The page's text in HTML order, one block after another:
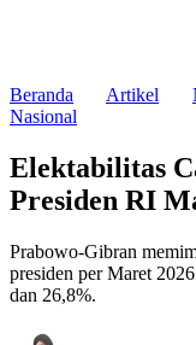
Beranda Artikel
Nasional
Elektabilitas
Presiden RI
Prabowo-Gibran
presiden per Maret
dan 26,8%.